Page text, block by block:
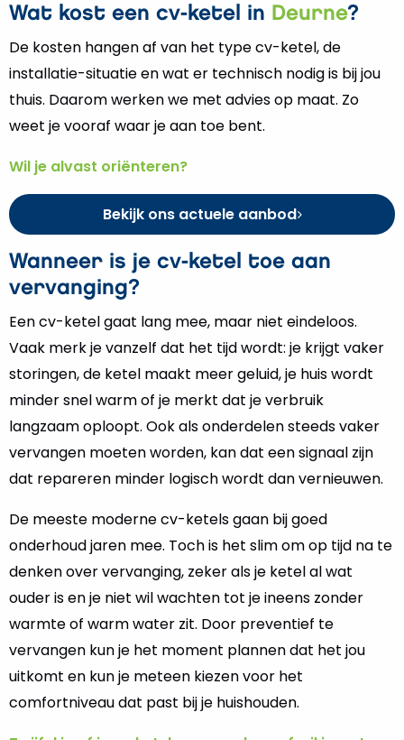
Wat kost een cv-ketel in Deurne?
De kosten hangen af van het type cv-ketel, de
installatie-situatie en wat er technisch nodig is bij jou
thuis. Daarom werken we met advies op maat. Zo
weet je vooraf waar je aan toe bent.
Wil je alvast oriënteren?
Bekijk ons actuele aanbod
Wanneer is je cv-ketel toe aan
vervanging?
Een cv-ketel gaat lang mee, maar niet eindeloos.
Vaak merk je vanzelf dat het tijd wordt: je krijgt vaker
storingen, de ketel maakt meer geluid, je huis wordt
minder snel warm of je merkt dat je verbruik
langzaam oploopt. Ook als onderdelen steeds vaker
vervangen moeten worden, kan dat een signaal zijn
dat repareren minder logisch wordt dan vernieuwen.
De meeste moderne cv-ketels gaan bij goed
onderhoud jaren mee. Toch is het slim om op tijd na te
denken over vervanging, zeker als je ketel al wat
ouder is en je niet wil wachten tot je ineens zonder
warmte of warm water zit. Door preventief te
vervangen kun je het moment plannen dat het jou
uitkomt en kun je meteen kiezen voor het
comfortniveau dat past bij je huishouden.